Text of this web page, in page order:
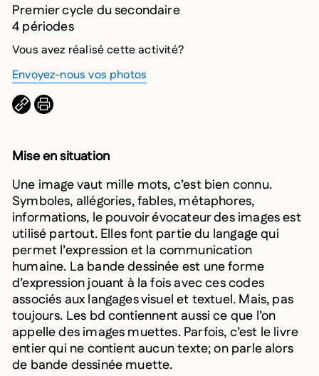
Premier cycle du secondaire
4 périodes
Vous avez réalisé cette activité?
Envoyez-nous vos photos
COPIER L’URL DANS LE PRESSE-PAPIERS
IMPRIMER
Mise en situation
Une image vaut mille mots, c’est bien connu.
Symboles, allégories, fables, métaphores,
informations, le pouvoir évocateur des images est
utilisé partout. Elles font partie du langage qui
permet l’expression et la communication
humaine. La bande dessinée est une forme
d’expression jouant à la fois avec ces codes
associés aux langages visuel et textuel. Mais, pas
toujours. Les bd contiennent aussi ce que l’on
appelle des images muettes. Parfois, c’est le livre
entier qui ne contient aucun texte; on parle alors
de bande dessinée muette.